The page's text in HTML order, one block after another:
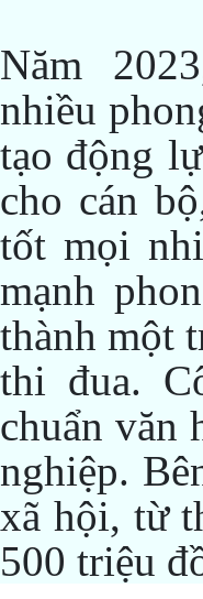
Năm
nhiều
tạo động
cho cán
tốt mọi
mạnh
thành một
thi đua.
chuẩn văn
nghiệp.
xã hội, từ
500 triệu